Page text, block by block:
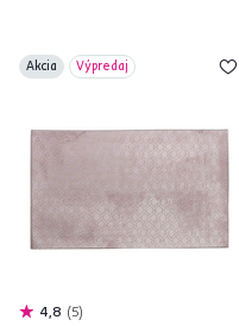
Akcia Výpredaj
4,8 5